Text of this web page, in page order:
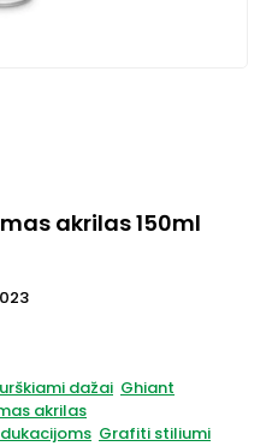
akrilas 150ml
dažai Ghiant
akrilas
Grafiti stiliumi